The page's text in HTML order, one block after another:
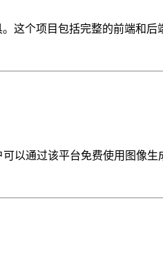
这个项目包括完整的前端和
以通过该平台免费使用图像